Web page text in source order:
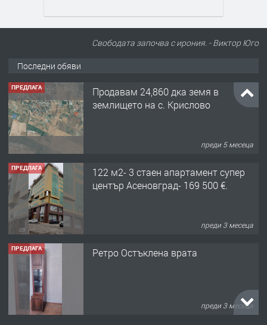
Свободата започва с ирония. - Виктор Юго
Последни обяви
ПРЕДЛАГА
Продавам 24,860 дка земя в
землището на с. Крислово
преди 5 месеца
ПРЕДЛАГА
122 м2- 3 стаен апартамент супер
център Асеновград- 169 500 €.
преди 3 месеца
ПРЕДЛАГА Ретро Остъклена врата
преди 3 месеца